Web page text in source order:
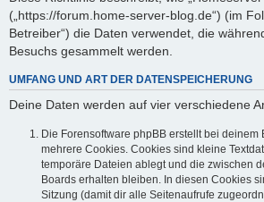
(„https://forum.home-server-blog.de“) (im
Betreiber“) die Daten verwendet, die
Besuchs gesammelt werden.
UMFANG UND ART DER DATENSPEICHERUNG
Deine Daten werden auf vier verschiedene
Die Forensoftware phpBB erstellt bei deinem
mehrere Cookies. Cookies sind kleine
temporäre Dateien ablegt und die zwischen
Boards erhalten bleiben. In diesen Cookies
Sitzung (damit dir alle Seitenaufrufe